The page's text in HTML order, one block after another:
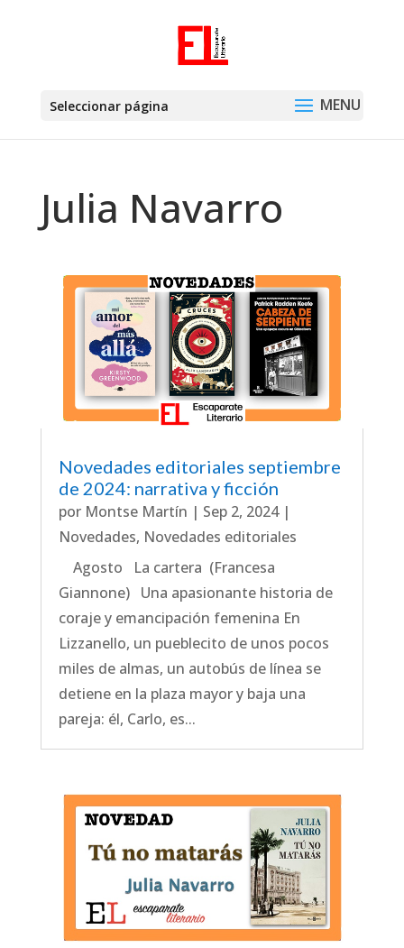
Seleccionar página
Julia Navarro
Novedades editoriales septiembre
de 2024: narrativa y ficción
por Montse Martín | Sep 2, 2024|
Novedades, Novedades editoriales
Agosto La cartera (Francesa
Giannone) Una apasionante historia de
coraje y emancipación femenina En
Lizzanello, un pueblecito de unos pocos
miles de almas, un autobús de línea se
detiene en la plaza mayor y baja una
pareja: él, Carlo, es...